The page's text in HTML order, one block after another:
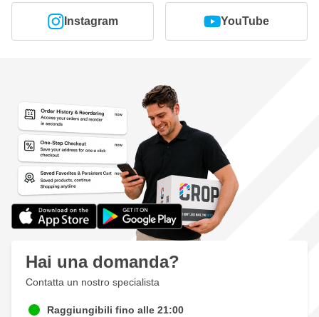
Instagram YouTube
Hai una domanda?
Contatta un nostro specialista
Raggiungibili fino alle 21:00